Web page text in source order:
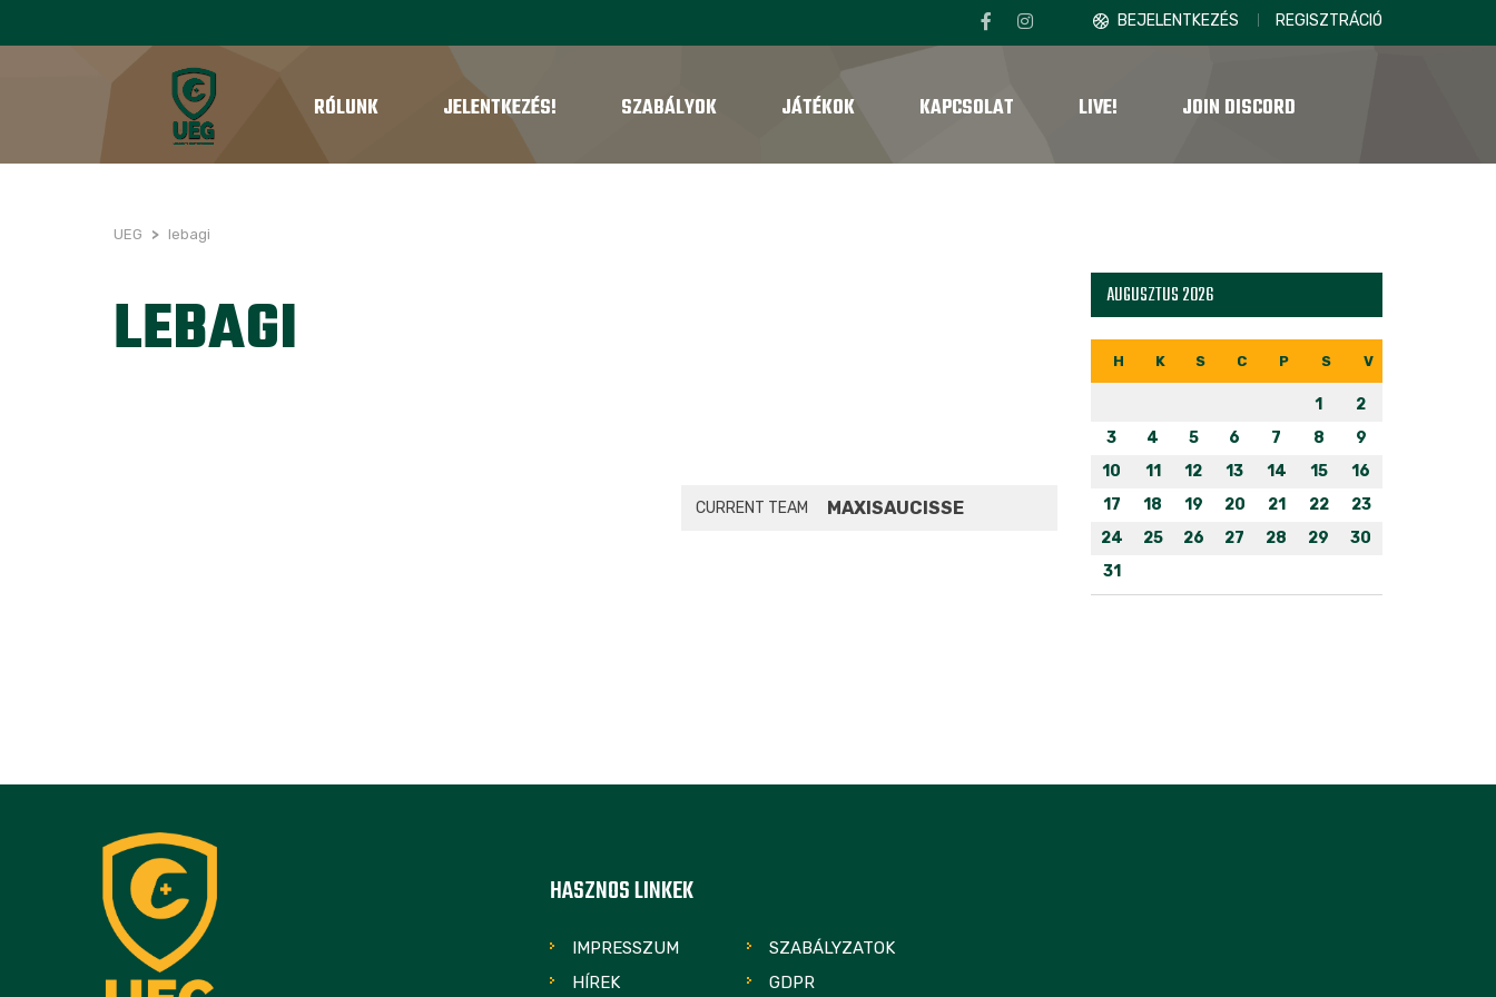
BEJELENTKEZÉS REGISZTRÁCIÓ
RÓLUNK JELENTKEZÉS! SZABÁLYOK JÁTÉKOK KAPCSOLAT LIVE! JOIN DISCORD
UEG > lebagi
LEBAGI
CURRENT TEAM MAXISAUCISSE
AUGUSZTUS 2026
H K S C P S V
1
2
3
4 5 6 7 8
9
10
11 12 13 14 15
16
17
18 19 20 21 22
23
24
25 26 27 28 29
30
31
HASZNOS LINKEK
IMPRESSZUM
SZABÁLYZATOK
HÍREK
GDPR